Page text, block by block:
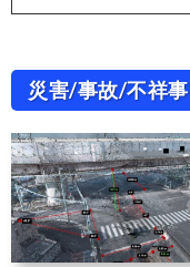
災害/事故/不祥事